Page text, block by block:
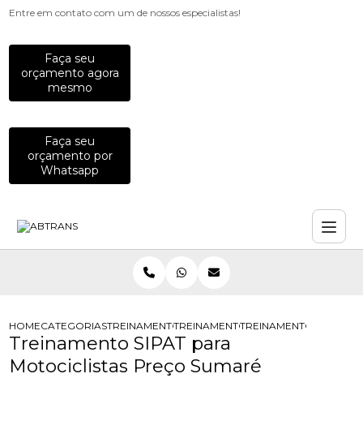
Entre em contato com um de nossos especialistas!
Faça seu
orçamento agora
mesmo
Faça seu
orçamento por
Whatsapp
HOMECATEGORIASTREINAMENTOS PARA MOTOCICLISTAS
TREINAMENTO DE DIRECAO
TREINAMENTO SIPAT
Treinamento SIPAT para
Motociclistas Preço Sumaré